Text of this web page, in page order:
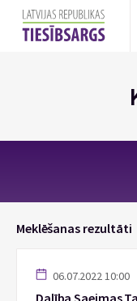
Meklēšanas rezultāti
06.07.2022 10:00
Dalība Saeimas